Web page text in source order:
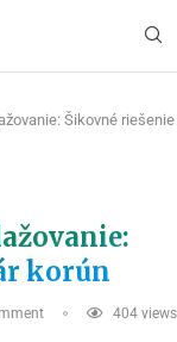
Šikovné riešenie
korún
404views